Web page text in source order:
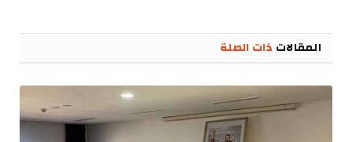
المقالات ذات الصلة